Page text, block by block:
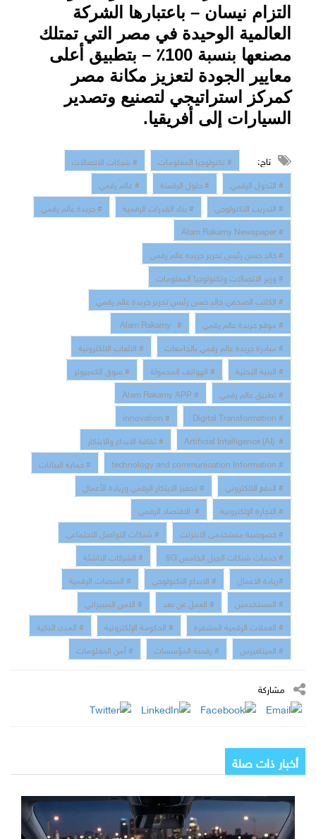
التزام نيسان – باعتبارها الشركة
العالمية الوحيدة في مصر التي تمتلك
مصنعها بنسبة 100٪ – بتطبيق أعلى
معايير الجودة لتعزيز مكانة مصر
كمركز استراتيجي لتصنيع وتصدير
السيارات إلى أفريقيا.
تاج: # تكنولوجيا المعلومات
# شبكات الاتصالات
# التحول الرقمي
# حلول الرقمنة
# عالم رقمي
# التدريب التكنولوجي
# بناء القدرات الرقمية
# جريدة عالم رقمي
# Alam Rakamy Newspaper
# خالد حسن رئيس تحرير جريدة عالم رقمي
# وزير الاتصالات وتكنولوجيا المعلومات
# الكاتب الصحفي خالد حسن رئيس تحرير جريدة عالم رقمي
# موقع جريدة عالم رقمي
# Alam Rakamy
# مبادرة جريدة عالم رقمي بالجامعات
# الالعاب الالكترونية
# البنية التحتية
# الهواتف المحمولة
# سوق الكمبيوتر
# تطبيق عالم رقمي
# Alam Rakamy APP
# Digital Transformation
# innovation
# Artificial Intelligence (AI)
# ثقافة الابداع والابتكار
# technology and communication Information
# حماية البيانات
# الدفع الالكتروني
# تحفيز الابتكار الرقمي وريادة الأعمال
# التجارة الإلكترونية
# الاقتصاد الرقمي
# خصوصية مستخدمى الانترنت
# شبكات التواصل الاجتماعي
# خدمات شبكات الجيل الخامس 5G
# الشركات الناشئة
#ريادة الاعمال
# الابداع التكنولوجي
# المنصات الرقمية
# المستخدمين
# العمل عن بعد
# الامن السبيراني
# العملات الرقمية المشفرة
# الحكومة الإلكترونية
# المدن الذكية
# الميتافيرس
# رقمنة المؤسسات # أمن المعلومات
مشاركة
أخبار ذات صلة